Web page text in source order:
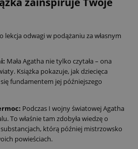
lekcja odwagi w podążaniu za własnym
Mała Agatha nie tylko czytała – ona
Książka pokazuje, jak dziecięca
fundamentem jej późniejszego
Podczas I wojny światowej Agatha
To właśnie tam zdobyła wiedzę o
którą później mistrzowsko
powieściach.